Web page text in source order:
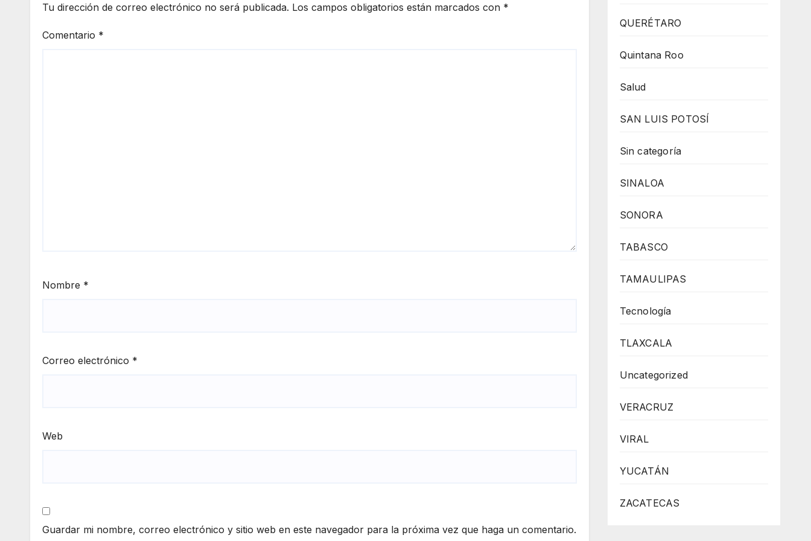
Tu dirección de correo electrónico no será publicada. Los campos obligatorios están marcados con *
Comentario *
Nombre *
Correo electrónico *
Web
Guardar mi nombre, correo electrónico y sitio web en este navegador para la próxima vez que haga un comentario.
QUERÉTARO
Quintana Roo
Salud
SAN LUIS POTOSÍ
Sin categoría
SINALOA
SONORA
TABASCO
TAMAULIPAS
Tecnología
TLAXCALA
Uncategorized
VERACRUZ
VIRAL
YUCATÁN
ZACATECAS